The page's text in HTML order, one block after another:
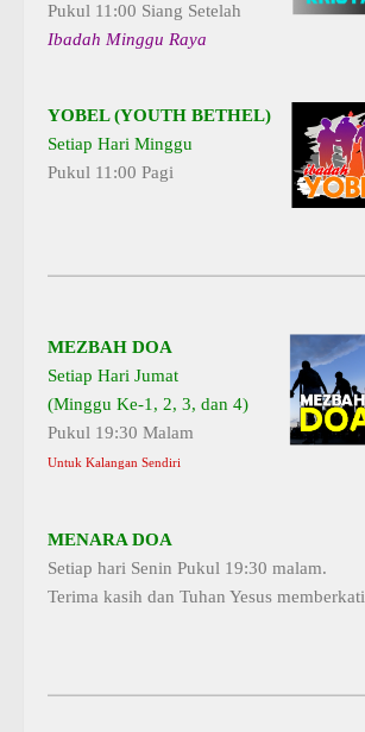
Pukul 11:00 Siang Setelah
Ibadah Minggu Raya
YOBEL (YOUTH BETHEL)
Setiap Hari Minggu
Pukul 11:00 Pagi
MEZBAH DOA
Setiap Hari Jumat
(Minggu Ke-1, 2, 3, dan 4)
Pukul 19:30 Malam
Untuk Kalangan Sendiri
MENARA DOA
Setiap hari Senin Pukul 19:30 malam.
Terima kasih dan Tuhan Yesus memberkati